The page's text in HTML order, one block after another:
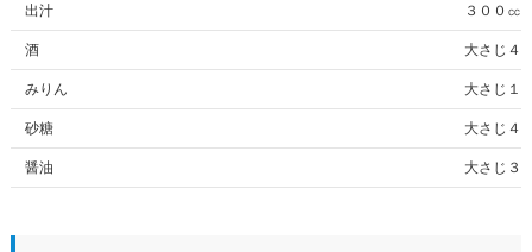
出汁 ３００㏄
酒 大さじ４
みりん 大さじ１
砂糖 大さじ４
醤油 大さじ３